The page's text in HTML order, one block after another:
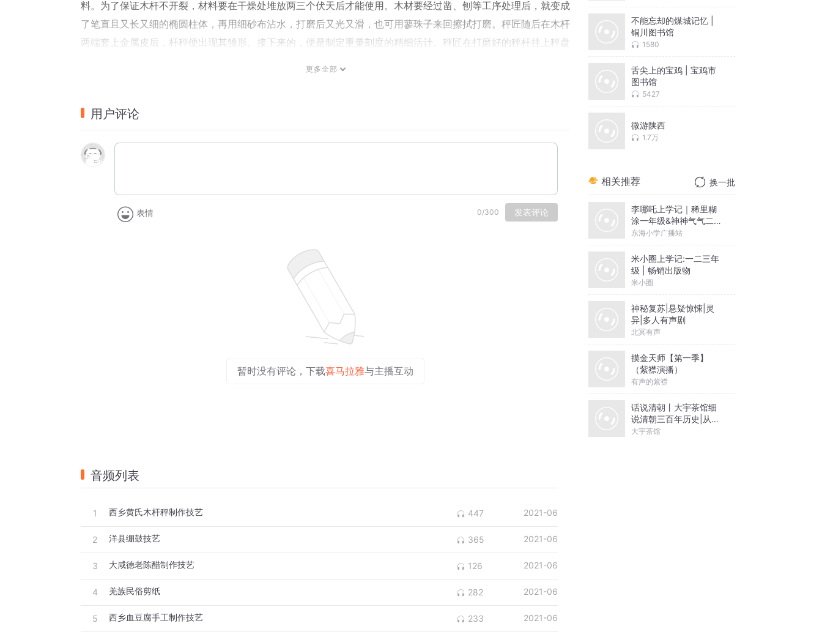
料。为了保证木杆不开裂，材料要在干燥处堆放两三个伏天后才能使用。木材要经过凿、刨等工序处理后，就变成
了笔直且又长又细的椭圆柱体，再用细砂布沾水，打磨后又光又滑，也可用蓼珠子来回擦拭打磨。秤匠随后在木杆
两端套上金属皮后，杆秤便出现其雏形。接下来的，便是制定重量刻度的精细活计。秤匠在打磨好的秤杆挂上秤盘
次钻插，折断，锉平。杆秤的最后一道程序是上色。称的颜色完全凭客户的喜好来决定。由于授徒所需时间较长，
事这门行业手艺也就失传了。制作杆秤投入精力大，日产量仅为两杆却卖不出好价，利润甚低；手艺人全家生活极
现在的小店眼看就要无处安身。
更多全部
用户评论
表情 0/300 发表评论
暂时没有评论，下载喜马拉雅与主播互动
音频列表
1 西乡黄氏木杆秤制作技艺 447 2021-06
2 洋县绷鼓技艺 365 2021-06
3 大咸德老陈醋制作技艺 126 2021-06
4 羌族民俗剪纸 282 2021-06
5 西乡血豆腐手工制作技艺 233 2021-06
不能忘却的煤城记忆 |
铜川图书馆
1580
舌尖上的宝鸡 | 宝鸡市
图书馆
5427
微游陕西
1.7万
相关推荐 换一批
李哪吒上学记｜稀里糊
涂一年级&神神气气二年
级
东海小学广播站
米小圈上学记:一二三年
级 | 畅销出版物
米小圈
神秘复苏|悬疑惊悚|灵
异|多人有声剧
北冥有声
摸金天师【第一季】
（紫襟演播）
有声的紫襟
话说清朝丨大宇茶馆细
说清朝三百年历史|从努
尔哈赤到末代皇帝溥仪|
大宇茶馆